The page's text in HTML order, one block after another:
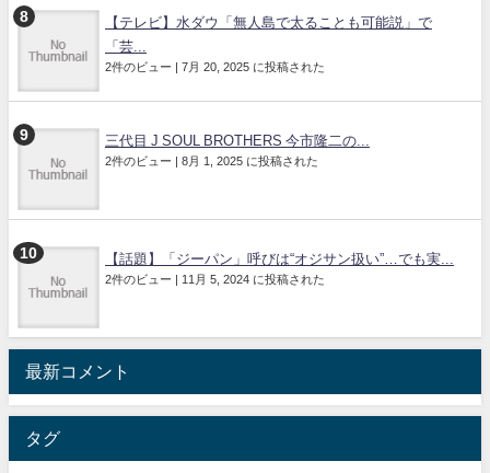
【テレビ】水ダウ「無人島で太ることも可能説」で
「芸...
2件のビュー 7月 20, 2025 に投稿された
三代目 J SOUL BROTHERS 今市隆二の...
2件のビュー 8月 1, 2025 に投稿された
【話題】「ジーパン」呼びは“オジサン扱い”…でも実...
2件のビュー 11月 5, 2024 に投稿された
最新コメント
タグ